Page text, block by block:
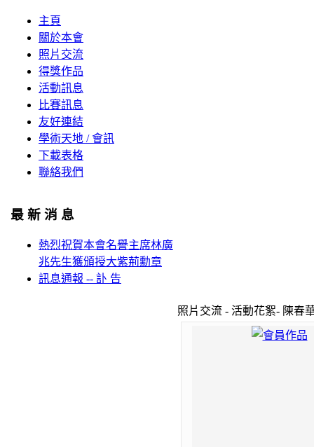
主頁
關於本會
照片交流
得獎作品
活動訊息
比賽訊息
友好連結
學術天地 / 會訊
下載表格
聯絡我們
最 新 消 息
熱烈祝賀本會名譽主席林廣
兆先生獲頒授大紫荊勳章
訊息通報 -- 訃 告
照片交流 - 活動花絮- 陳春